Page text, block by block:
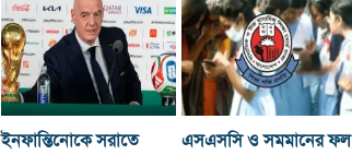
ইনফান্তিনোকে সরাতে
এসএসসি ও সমমানের ফল